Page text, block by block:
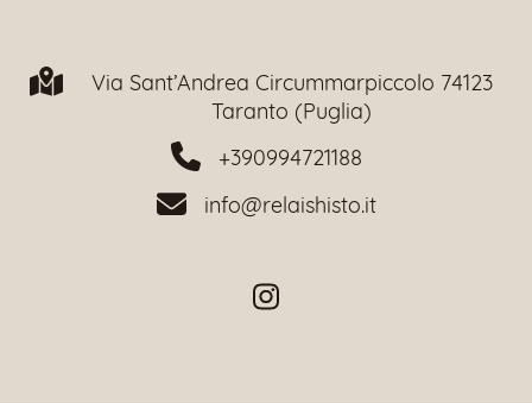
Via Sant’Andrea Circummarpiccolo 74123
Taranto (Puglia)
+390994721188
info@relaishisto.it